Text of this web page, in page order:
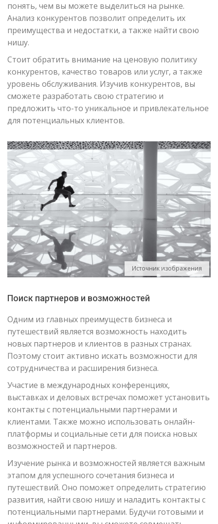
понять, чем вы можете выделиться на рынке.
Анализ конкурентов позволит определить их
преимущества и недостатки, а также найти свою
нишу.
Стоит обратить внимание на ценовую политику
конкурентов, качество товаров или услуг, а также
уровень обслуживания. Изучив конкурентов, вы
сможете разработать свою стратегию и
предложить что-то уникальное и привлекательное
для потенциальных клиентов.
Источник изображения
Поиск партнеров и возможностей
Одним из главных преимуществ бизнеса и
путешествий является возможность находить
новых партнеров и клиентов в разных странах.
Поэтому стоит активно искать возможности для
сотрудничества и расширения бизнеса.
Участие в международных конференциях,
выставках и деловых встречах поможет установить
контакты с потенциальными партнерами и
клиентами. Также можно использовать онлайн-
платформы и социальные сети для поиска новых
возможностей и партнеров.
Изучение рынка и возможностей является важным
этапом для успешного сочетания бизнеса и
путешествий. Оно поможет определить стратегию
развития, найти свою нишу и наладить контакты с
потенциальными партнерами. Будучи готовыми и